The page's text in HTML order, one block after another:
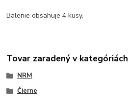
Balenie obsahuje 4kusy.
Tovar zaradený v kategóriách
NRM
Čierne